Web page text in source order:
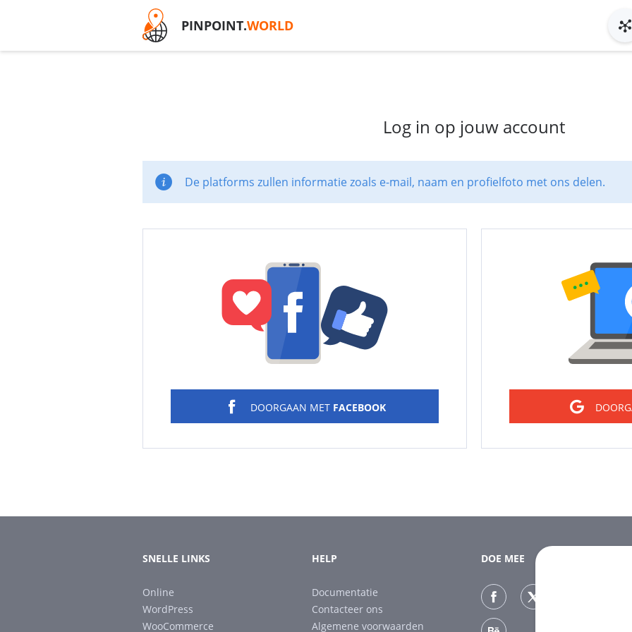
PINPOINT.WORLD
Log in op jouw account
De platforms zullen informatie zoals e-mail, naam en profielfoto met ons delen.
DOORGAAN MET FACEBOOK
SNELLE LINKS
Online
WordPress
WooCommerce
HELP
Documentatie
Contacteer ons
Algemene voorwaarden
DOE MEE